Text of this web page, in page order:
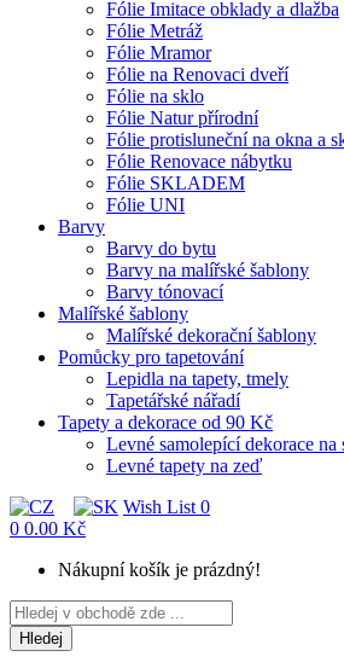
Fólie Imitace obklady a dlažba
Fólie Metráž
Fólie Mramor
Fólie na Renovaci dveří
Fólie na sklo
Fólie Natur přírodní
Fólie protisluneční na okna a
Fólie Renovace nábytku
Fólie SKLADEM
Fólie UNI
Barvy
Barvy do bytu
Barvy na malířské šablony
Barvy tónovací
Malířské šablony
Malířské dekorační šablony
Pomůcky pro tapetování
Lepidla na tapety, tmely
Tapetářské nářadí
Tapety a dekorace od 90 Kč
Levné samolepící dekorace na
Levné tapety na zeď
Wish List 0
0 0.00 Kč
Nákupní košík je prázdný!
Hledej